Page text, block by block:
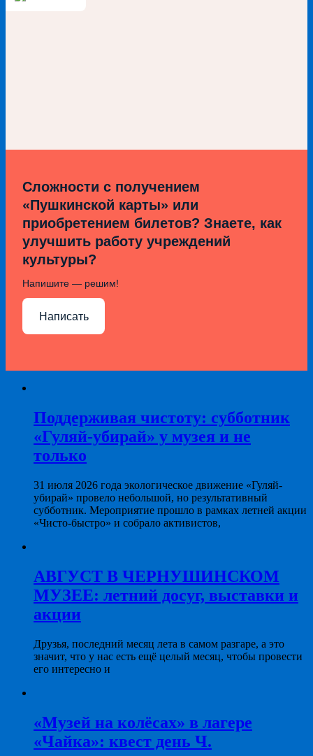
Сложности с получением
«Пушкинской карты» или
приобретением билетов? Знаете, как
улучшить работу учреждений
культуры?
Напишите — решим!
Написать
Поддерживая чистоту: субботник
«Гуляй-убирай» у музея и не
только
31 июля 2026 года экологическое движение «Гуляй-
убирай» провело небольшой, но результативный
субботник. Мероприятие прошло в рамках летней акции
«Чисто-быстро» и собрало активистов,
АВГУСТ В ЧЕРНУШИНСКОМ
МУЗЕЕ: летний досуг, выставки и
акции
Друзья, последний месяц лета в самом разгаре, а это
значит, что у нас есть ещё целый месяц, чтобы провести
его интересно и
«Музей на колёсах» в лагере
«Чайка»: квест день Ч.